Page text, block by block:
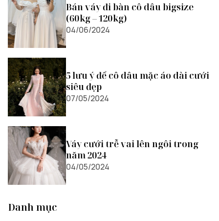
Bán váy đi bàn cô dâu bigsize
(60kg – 120kg)
04/06/2024
5 lưu ý để cô dâu mặc áo dài cưới
siêu đẹp
07/05/2024
Váy cưới trễ vai lên ngôi trong
năm 2024
04/05/2024
Danh mục